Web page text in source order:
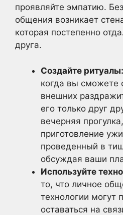
проявляйте эмпатию.
общения возникает
которая постепенно
друга.
Создайте ритуалы:
когда вы сможете
внешних
его только друг
вечерняя
приготовление
проведенный в
обсуждая ваши
Используйте
то, что личное
технологии могут
оставаться на